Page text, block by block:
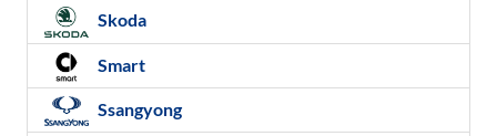
Skoda
Smart
Ssangyong